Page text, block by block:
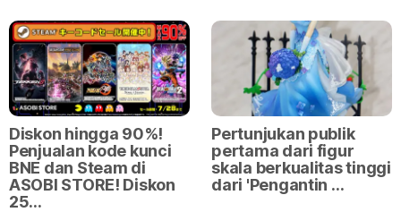
Diskon hingga 90%!
Penjualan kode kunci
BNE dan Steam di
ASOBI STORE! Diskon
25…
Pertunjukan publik
pertama dari figur
skala berkualitas tinggi
dari 'Pengantin …